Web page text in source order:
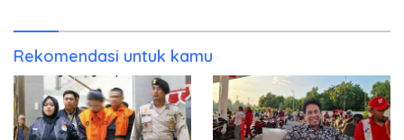
Rekomendasi untuk kamu